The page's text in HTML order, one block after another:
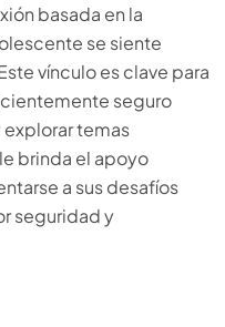
basada en la
se siente
vínculo es clave para
seguro
explorar temas
brinda el apoyo
a sus desafíos
seguridad y